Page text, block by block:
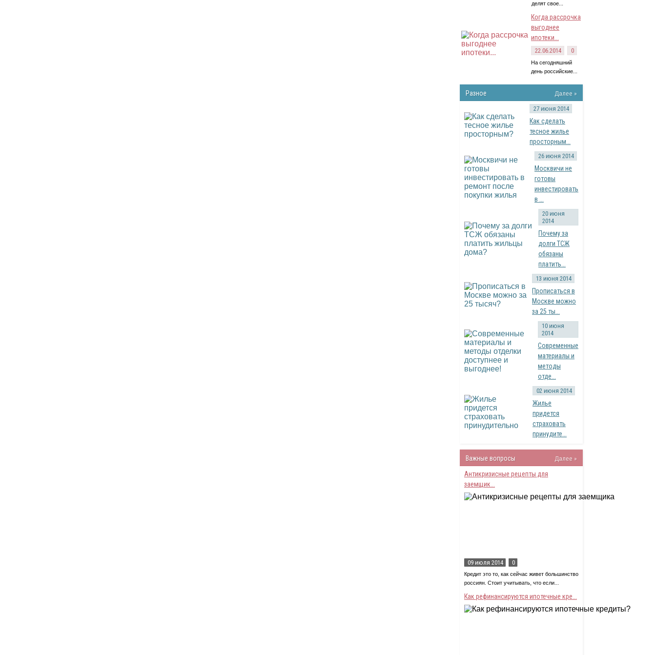
делят свое...
Когда рассрочка
выгоднее
ипотеки...
22.06.2014 0
На сегодняшний
день российские...
Разное Далее »
27 июня 2014
Как сделать
тесное жилье
просторным...
26 июня 2014
Москвичи не
готовы
инвестировать
в ...
20 июня
2014
Почему за
долги ТСЖ
обязаны
платить...
13 июня 2014
Прописаться в
Москве можно
за 25 ты...
10 июня
2014
Современные
материалы и
методы
отде...
02 июня 2014
Жилье
придется
страховать
принудите...
Важные вопросы
Далее »
Антикризисные рецепты для
заемщик...
09 июля 2014 0
Кредит это то, как сейчас живет большинство
россиян. Стоит учитывать, что если...
Как рефинансируются ипотечные кре...